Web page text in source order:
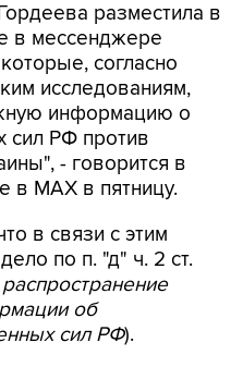
разместила в
в мессенджере
согласно
исследованиям,
информацию о
сил РФ против
- говорится в
в MAX в пятницу.
в связи с этим
по п. "д" ч. 2 ст.
об
сил РФ).